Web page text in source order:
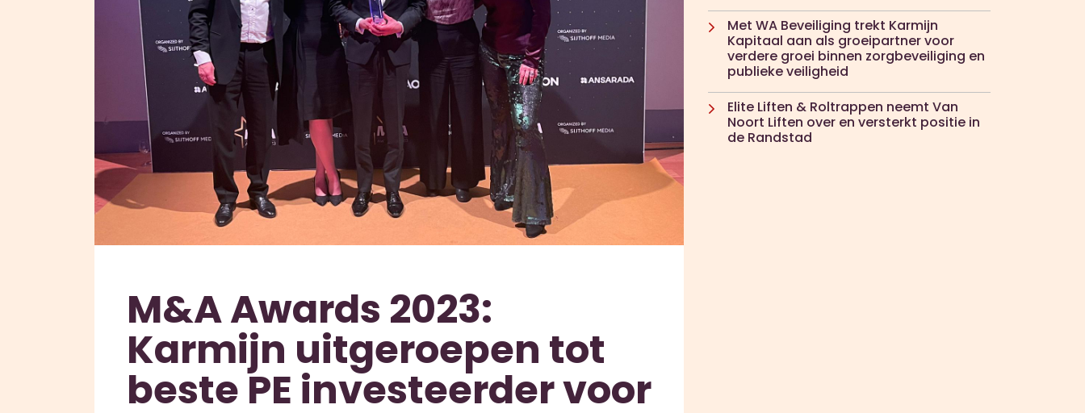
M&A Awards 2023:
Karmijn uitgeroepen tot
beste PE investeerder voor
Met WA Beveiliging trekt Karmijn
Kapitaal aan als groeipartner voor
verdere groei binnen zorgbeveiliging en
publieke veiligheid
Elite Liften & Roltrappen neemt Van
Noort Liften over en versterkt positie in
de Randstad